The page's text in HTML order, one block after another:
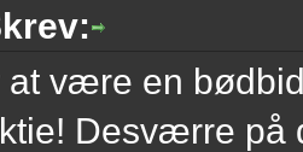
at være en
Desværre på